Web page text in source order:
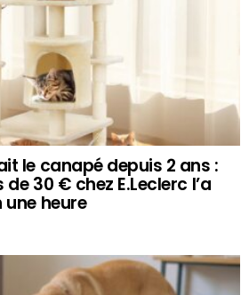
le canapé depuis 2 ans :
30 € chez E.Leclerc l’a
heure